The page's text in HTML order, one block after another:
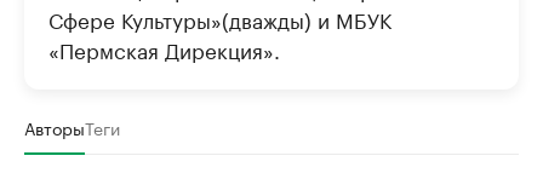
Сфере Культуры»(дважды) и МБУК
«Пермская Дирекция».
АвторыТеги